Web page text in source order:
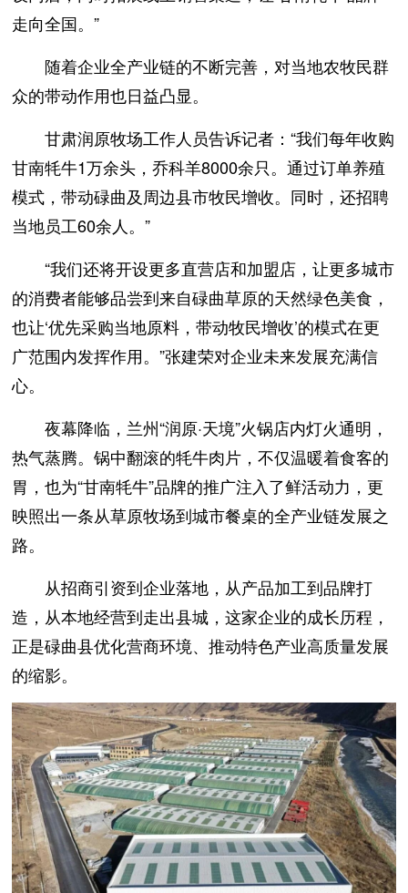
走向全国。”
随着企业全产业链的不断完善，对当地农牧民群
众的带动作用也日益凸显。
甘肃润原牧场工作人员告诉记者：“我们每年收购
甘南牦牛1万余头，乔科羊8000余只。通过订单养殖
模式，带动碌曲及周边县市牧民增收。同时，还招聘
当地员工60余人。”
“我们还将开设更多直营店和加盟店，让更多城市
的消费者能够品尝到来自碌曲草原的天然绿色美食，
也让‘优先采购当地原料，带动牧民增收’的模式在更
广范围内发挥作用。”张建荣对企业未来发展充满信
心。
夜幕降临，兰州“润原·天境”火锅店内灯火通明，
热气蒸腾。锅中翻滚的牦牛肉片，不仅温暖着食客的
胃，也为“甘南牦牛”品牌的推广注入了鲜活动力，更
映照出一条从草原牧场到城市餐桌的全产业链发展之
路。
从招商引资到企业落地，从产品加工到品牌打
造，从本地经营到走出县城，这家企业的成长历程，
正是碌曲县优化营商环境、推动特色产业高质量发展
的缩影。